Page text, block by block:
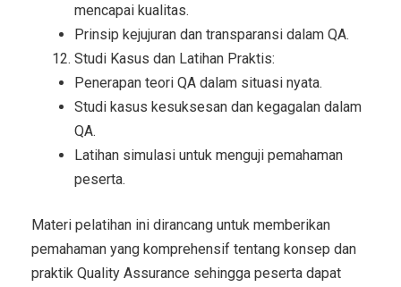
mencapai kualitas.
Prinsip kejujuran dan transparansi dalam QA.
Studi Kasus dan Latihan Praktis:
Penerapan teori QA dalam situasi nyata.
Studi kasus kesuksesan dan kegagalan dalam
QA.
Latihan simulasi untuk menguji pemahaman
peserta.
Materi pelatihan ini dirancang untuk memberikan
pemahaman yang komprehensif tentang konsep dan
praktik Quality Assurance sehingga peserta dapat